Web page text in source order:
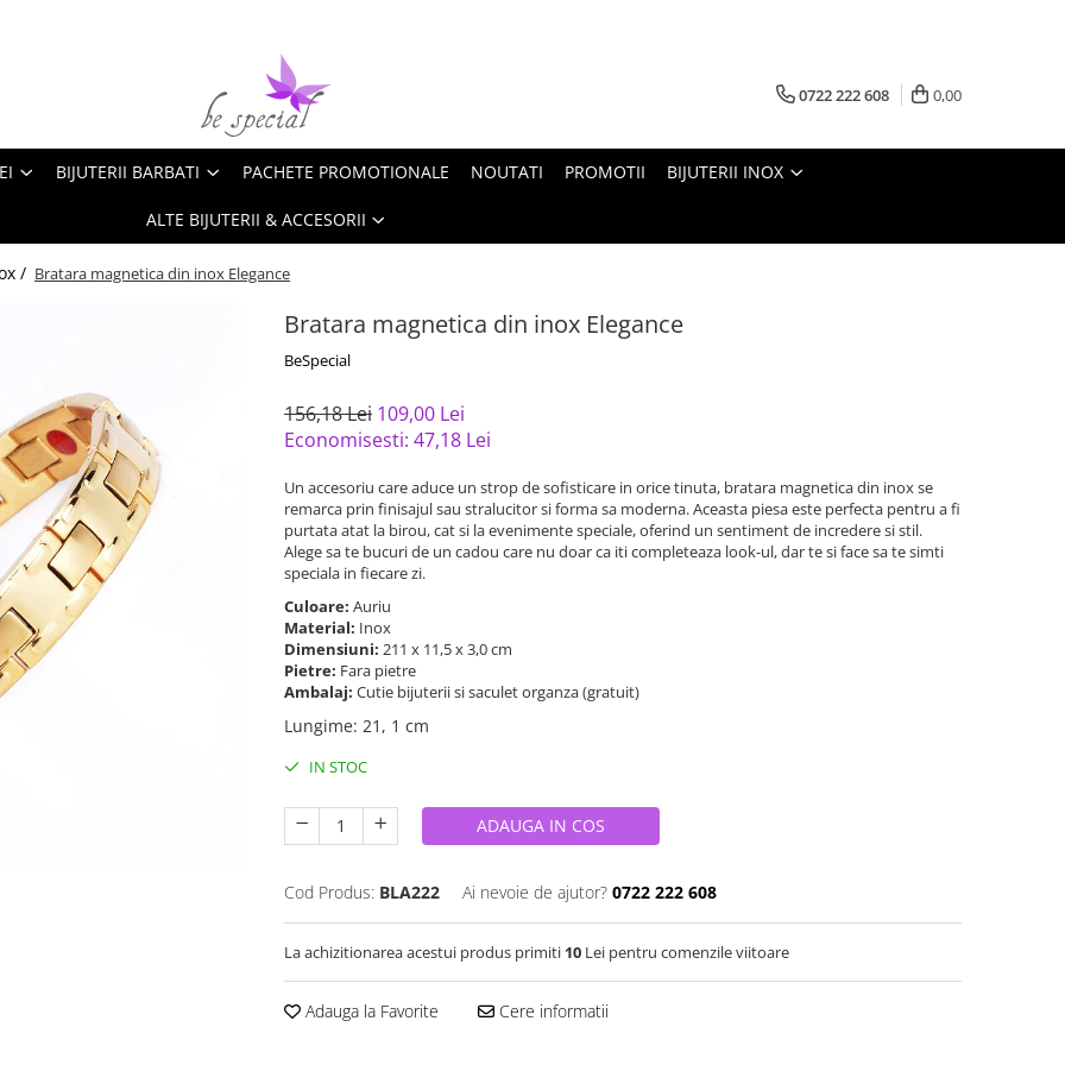
0722 222 608 0,00
BIJUTERII BARBATI PACHETE PROMOTIONALE NOUTATI PROMOTII BIJUTERII INOX
ALTE BIJUTERII & ACCESORII
/ Bratara magnetica din inox Elegance
Bratara magnetica din inox Elegance
BeSpecial
156,18 Lei 109,00 Lei
Economisesti: 47,18 Lei
Un accesoriu care aduce un strop de sofisticare in orice tinuta, bratara magnetica din inox se
remarca prin finisajul sau stralucitor si forma sa moderna. Aceasta piesa este perfecta pentru a fi
purtata atat la birou, cat si la evenimente speciale, oferind un sentiment de incredere si stil.
Alege sa te bucuri de un cadou care nu doar ca iti completeaza look-ul, dar te si face sa te simti
speciala in fiecare zi.
Culoare: Auriu
Material: Inox
Dimensiuni: 211 x 11,5 x 3,0 cm
Pietre: Fara pietre
Ambalaj: Cutie bijuterii si saculet organza (gratuit)
Lungime: 21, 1 cm
IN STOC
ADAUGA IN COS
Cod Produs: BLA222 Ai nevoie de ajutor? 0722 222 608
La achizitionarea acestui produs primiti 10 Lei pentru comenzile viitoare
Adauga la Favorite Cere informatii